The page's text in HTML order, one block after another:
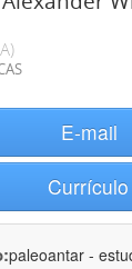
E-mail
Currículo
paleoantar -